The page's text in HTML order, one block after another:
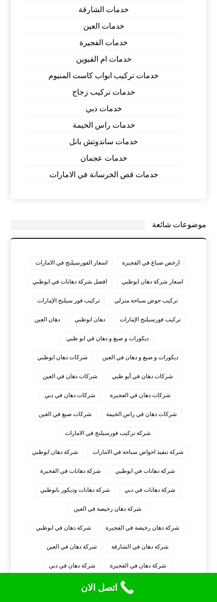
خدمات الشارقة
خدمات العين
خدمات الفجيرة
خدمات ام القيوين
خدمات تركيب ابواب كاست المنيوم
خدمات تركيب زجاج
خدمات دبي
خدمات راس الخيمة
خدمات ساندوتش بانل
خدمات عجمان
خدمات قص الخرسانة في الامارات
موضوعات شائعة
ارخص صباغ في الفجيرة اسعار الفورسيلنج في الامارات
اسعار شركة دهان ابوظبي افضل شركة دهانات في ابوظبي
تركيب حوض سباحة منزلي تركيب فور سيلنج الإمارات
تركيب فورسيلنج الإمارات دهان ابوظبي دهان العين
ديكورات و صبغ و دهان في ابو ظبي
ديكورات و صبغ و دهان في العين شركات دهان ابوظبي
شركات دهان في أبو ظبي شركات دهان في العين
شركات دهان في الفجيرة شركات دهان في دبي
شركات دهان في راس الخيمة شركات صبغ في العين
شركة تركيب فورسيلنج في الامارات
شركة تنفيذ احواض سباحة في الامارات شركة دهان ابوظبي
شركة دهانات في ابوظبي شركة دهانات في الفجيرة
شركة دهانات في دبي شركة دهانات وديكور بابوظبي
شركة دهان رخيصة في العين
شركة دهان رخيصة في الفجيرة شركة دهان في ابوظبي
شركة دهان في الشارقة شركة دهان في العين
شركة دهان في الفجيرة شركة دهان في دبي
شركة دهان في راس الخيمة شركة دهان منازل في ابوظبياتصل الان